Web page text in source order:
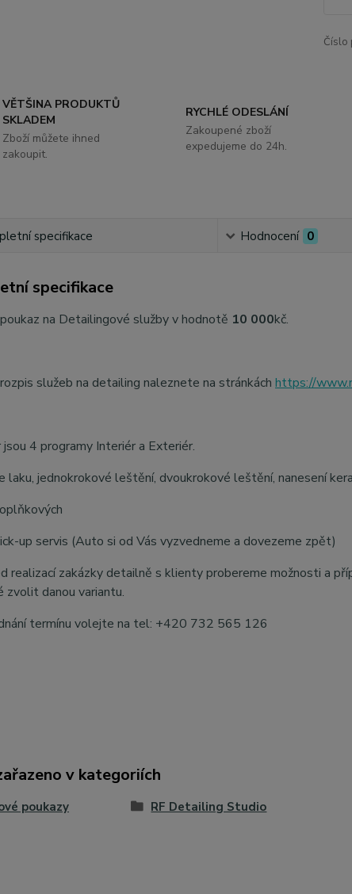
Číslo
VĚTŠINA PRODUKTŮ
SKLADEM
Zboží můžete ihned
zakoupit.
RYCHLÉ ODESLÁNÍ
Zakoupené zboží
expedujeme do 24h.
specifikace Hodnocení 0
specifikace
na Detailingové služby v hodnotě 10 000kč.
služeb na detailing naleznete na stránkách https://
jsou 4 programy Interiér a Exteriér.
laku, jednokrokové leštění, dvoukrokové leštění, nanesení
up servis (Auto si od Vás vyzvedneme a dovezeme zpět)
realizací zakázky detailně s klienty probereme možnosti a
zvolit danou variantu.
termínu volejte na tel: +420 732 565 126
v kategoriích
poukazy RF Detailing Studio